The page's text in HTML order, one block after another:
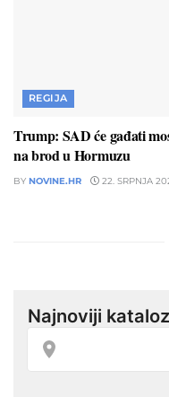
REGIJA
Trump: SAD će gađati
na brod u Hormuzu
BY NOVINE.HR 22. SRPNJA